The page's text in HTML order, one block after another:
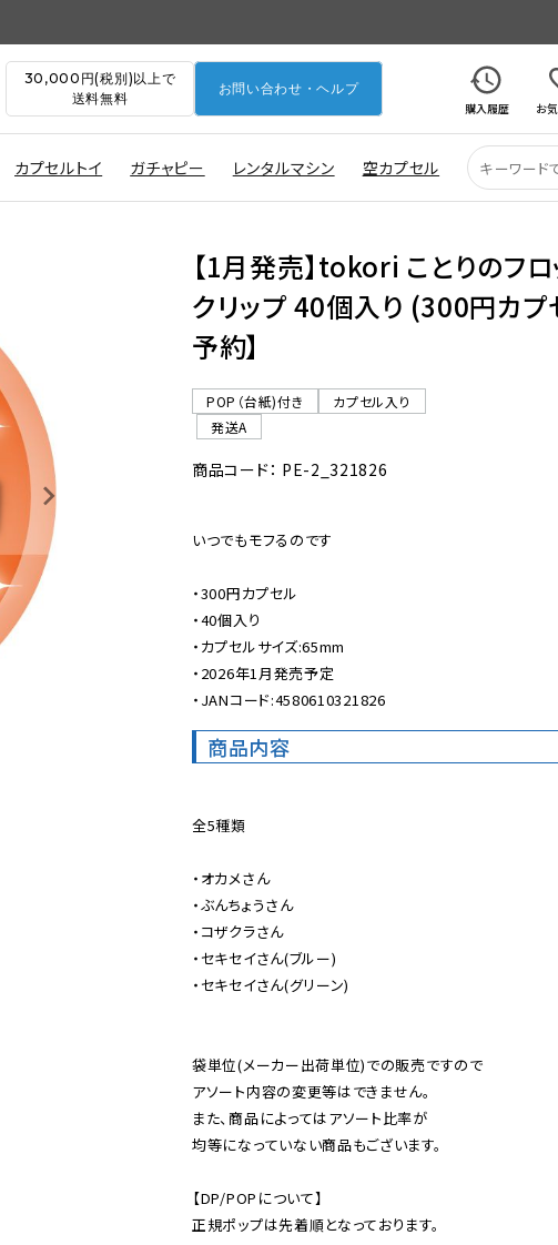
30,000円(税別)以上で
送料無料
お問い合わせ・ヘルプ
購入履歴
お
カプセルトイ ガチャピー レンタルマシン 空カプセル
【1月発売】tokori ことりのフ
クリップ 40個入り (300円カプ
予約】
POP（台紙)付き
カプセル入り
発送A
商品コード： PE-2_321826
いつでもモフるのです
・300円カプセル
・40個入り
・カプセルサイズ:65mm
・2026年1月発売予定
・JANコード:4580610321826
商品内容
全5種類
・オカメさん
・ぶんちょうさん
・コザクラさん
・セキセイさん(ブルー)
・セキセイさん(グリーン)
袋単位(メーカー出荷単位)での販売ですので
アソート内容の変更等はできません。
また、商品によってはアソート比率が
均等になっていない商品もございます。
【DP/POPについて】
正規ポップは先着順となっております。